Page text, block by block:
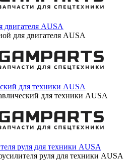
двигателя AUSA
для двигателя AUSA
для техники AUSA
для техники AUSA
руля для техники AUSA
руля для техники AUSA